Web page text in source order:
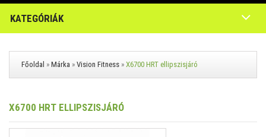
KATEGÓRIÁK
Főoldal » Márka » Vision Fitness » X6700 HRT ellipszisjáró
X6700 HRT ELLIPSZISJÁRÓ